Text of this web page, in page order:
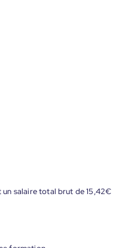
un salaire total brut de 15,42€